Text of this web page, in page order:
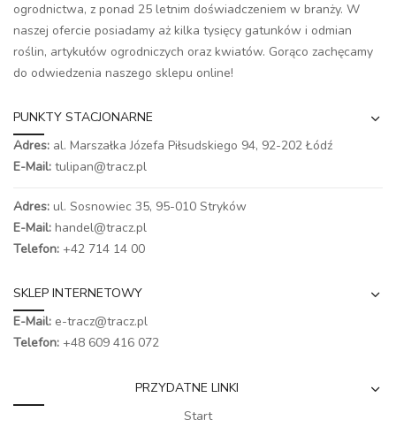
ogrodnictwa, z ponad 25 letnim doświadczeniem w branży. W
naszej ofercie posiadamy aż kilka tysięcy gatunków i odmian
roślin, artykułów ogrodniczych oraz kwiatów. Gorąco zachęcamy
do odwiedzenia naszego sklepu online!
PUNKTY STACJONARNE
Adres: al. Marszałka Józefa Piłsudskiego 94, 92-202 Łódź
E-Mail: tulipan@tracz.pl
Adres: ul. Sosnowiec 35, 95-010 Stryków
E-Mail: handel@tracz.pl
Telefon: +42 714 14 00
SKLEP INTERNETOWY
E-Mail: e-tracz@tracz.pl
Telefon: +48 609 416 072
PRZYDATNE LINKI
Start